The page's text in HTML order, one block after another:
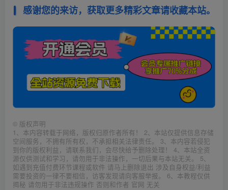
感谢您的来访，获取更多精彩文章请收藏本站。
© 版权声明
1、本内容转载于网络，版权归原作者所有！ 2、本站仅提供信息存储
空间服务，不拥有所有权，不承担相关法律责任。 3、本内容若侵犯
到你的版权利益，请联系我们，会尽快给予删除处理！ 4、本站全资
源仅供测试和学习，请勿用于非法操作，一切后果与本站无关。 5、
如遇到充值付费环节课程或软件 请马上删除退出 涉及自身权益/利益
需要投资的一律不要相信，访客发现请向客服举报。 6、本教程仅供
揭秘 请勿用于非法违规操作 否则和作者 官网 无关